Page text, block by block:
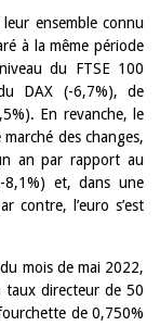
ensemble connu
à la même période
du FTSE 100
DAX (-6,7%), de
En revanche, le
des changes,
an par rapport au
8,1%) et, dans une
contre, l’euro s’est
mois de mai 2022,
taux directeur de 50
de 0,750%